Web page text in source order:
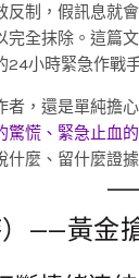
制，假訊息就
全抹除。這篇
小時緊急作戰
，還是單純擔
慌、緊急止血
麼、留什麼證
——黃金